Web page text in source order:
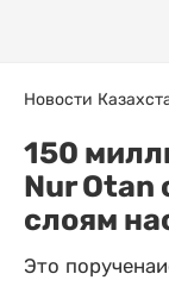
Новости
150
Nur Otan
слоям
Это